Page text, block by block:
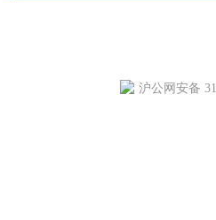
沪公网安备